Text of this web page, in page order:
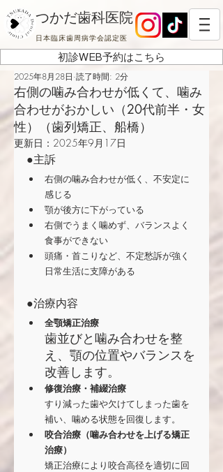
日本臨床歯周病学会認定医
つかだ歯科医院
初診WEB予約はこちら
右側の噛み合わせが低くて、噛み
合わせがおかしい（20代前半・女
性）（歯列矯正、船橋）
2025年8月28日 読了時間: 2分
更新日： 2025年9月17日
●主訴
右側の噛み合わせが低く、不安定に
感じる
顎が後方に下がっている
右側でうまく噛めず、バランスよく
食事ができない
頭痛・首こりなど、不定愁訴が強く
日常生活に支障がある
●治療内容
全顎矯正治療
歯並びと噛み合わせを整
え、顎の位置やバランスを
改善します。
修復治療・補綴治療
すり減った歯や欠けてしまった歯を
補い、噛める状態を回復します。
咬合治療（噛み合わせを上げる矯正
治療）
矯正治療により咬合高径を適切に回